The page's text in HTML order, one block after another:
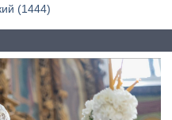
(1444)